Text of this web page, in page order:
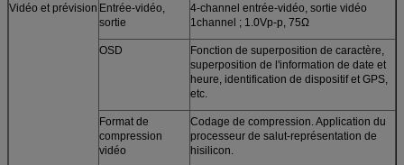
Vidéo et prévision Entrée-vidéo,
sortie
4-channel entrée-vidéo, sortie vidéo
1channel ; 1.0Vp-p, 75Ω
OSD
Fonction de superposition de caractère,
superposition de l'information de date et
heure, identification de dispositif et GPS,
etc.
Format de
compression
vidéo
Codage de compression. Application du
processeur de salut-représentation de
hisilicon.